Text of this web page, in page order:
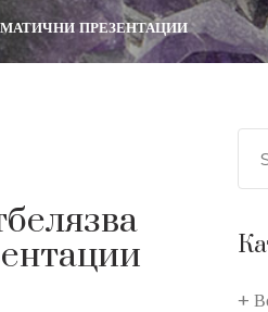
ПРЕЗЕНТАЦИИ